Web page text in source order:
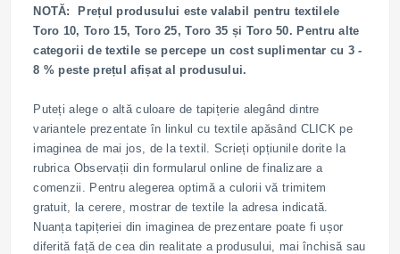
NOTĂ: Prețul produsului este valabil pentru textilele
Toro 10, Toro 15, Toro 25, Toro 35 și Toro 50. Pentru alte
categorii de textile se percepe un cost suplimentar cu 3 -
8 % peste prețul afișat al produsului.
Puteți alege o altă culoare de tapițerie alegând dintre
variantele prezentate în linkul cu textile apăsând CLICK pe
imaginea de mai jos, de la textil. Scrieți opțiunile dorite la
rubrica Observații din formularul online de finalizare a
comenzii. Pentru alegerea optimă a culorii vă trimitem
gratuit, la cerere, mostrar de textile la adresa indicată.
Nuanța tapițeriei din imaginea de prezentare poate fi ușor
diferită față de cea din realitate a produsului, mai închisă sau